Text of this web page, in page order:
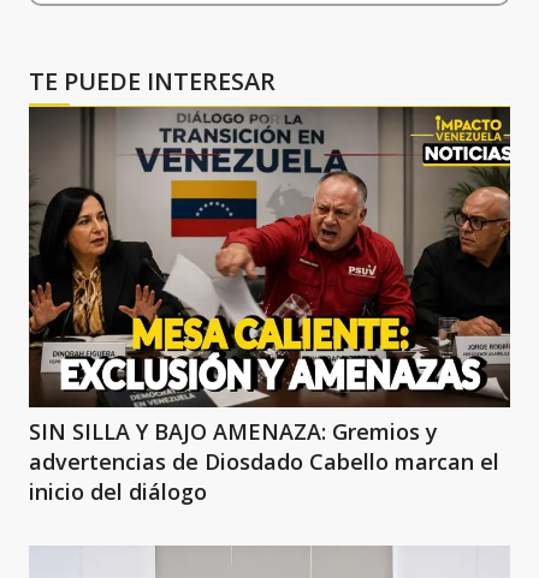
TE PUEDE INTERESAR
SIN SILLA Y BAJO AMENAZA: Gremios y
advertencias de Diosdado Cabello marcan el
inicio del diálogo